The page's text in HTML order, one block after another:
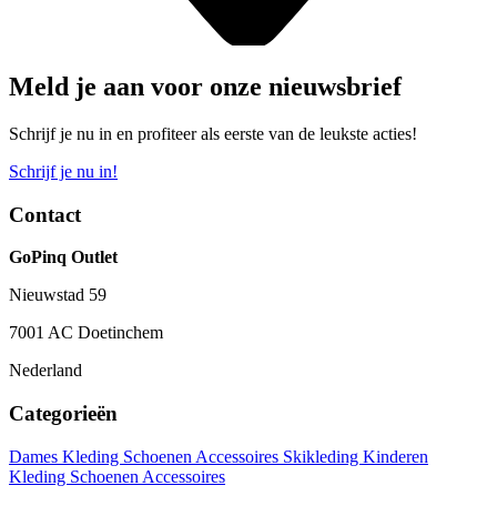
Meld je aan voor onze nieuwsbrief
Schrijf je nu in en profiteer als eerste van de leukste acties!
Schrijf je nu in!
Contact
GoPinq Outlet
Nieuwstad 59
7001 AC Doetinchem
Nederland
Categorieën
Dames Kleding Schoenen Accessoires Skikleding Kinderen
Kleding Schoenen Accessoires